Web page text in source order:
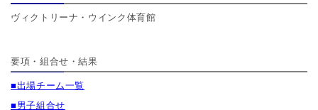
ヴィクトリーナ・ウインク体育館
要項・組合せ・結果
■出場チーム一覧
■男子組合せ